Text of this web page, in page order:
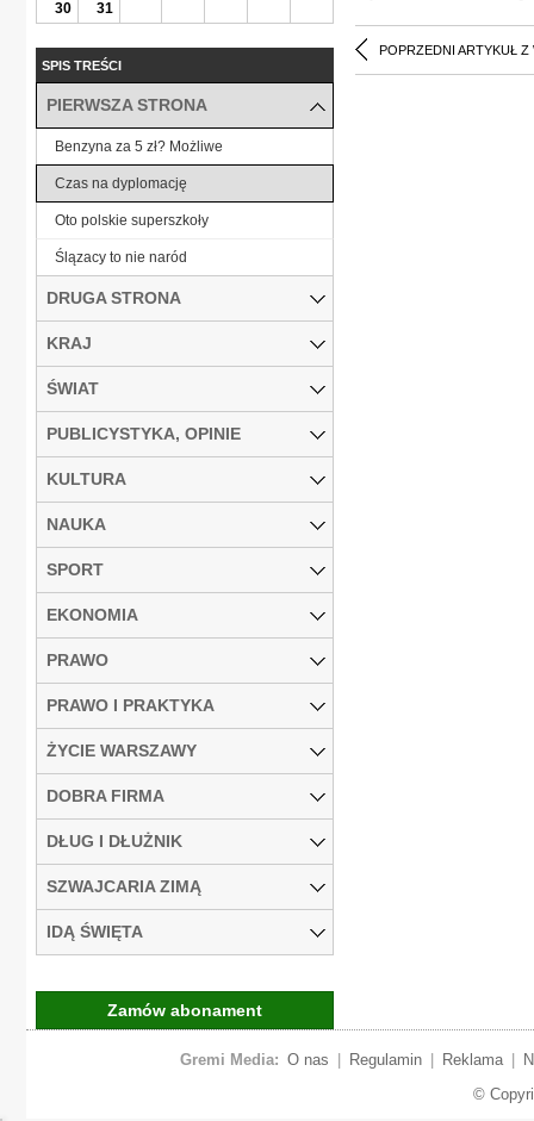
POPRZEDNI ARTYKUŁ Z
30
31
SPIS TREŚCI
PIERWSZA STRONA
Benzyna za 5 zł? Możliwe
Czas na dyplomację
Oto polskie superszkoły
Ślązacy to nie naród
DRUGA STRONA
KRAJ
ŚWIAT
PUBLICYSTYKA, OPINIE
KULTURA
NAUKA
SPORT
EKONOMIA
PRAWO
PRAWO I PRAKTYKA
ŻYCIE WARSZAWY
DOBRA FIRMA
DŁUG I DŁUŻNIK
SZWAJCARIA ZIMĄ
IDĄ ŚWIĘTA
Zamów abonament
Gremi Media: O nas Regulamin Reklama
©